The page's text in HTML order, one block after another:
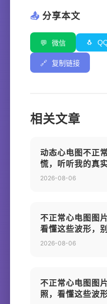
📤 分享本文
💬 微信 🐧
🔗 复制链接
相关文章
动态心电图不正
慌，听听我的真
2026-08-06
不正常心电图图
看懂这些波形，
2026-08-06
不正常心电图图
照，看懂这些波